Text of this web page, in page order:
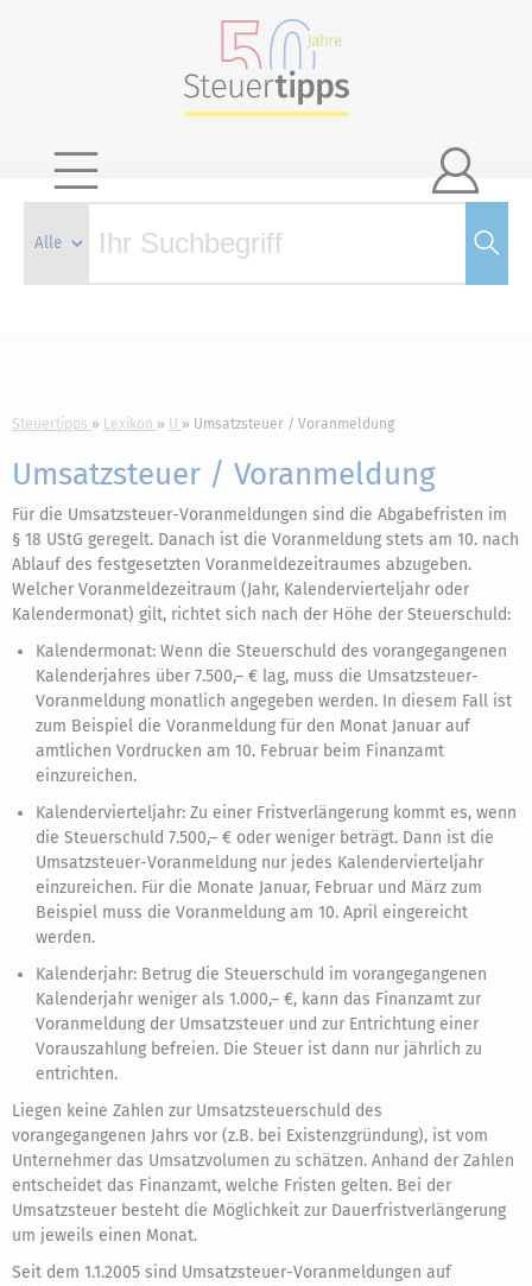

Steuertipps Lexikon U Umsatzsteuer / Voranmeldung
Umsatzsteuer / Voranmeldung
Für die Umsatzsteuer-Voranmeldungen sind die Abgabefristen im
§ 18 UStG geregelt. Danach ist die Voranmeldung stets am 10. nach
Ablauf des festgesetzten Voranmeldezeitraumes abzugeben.
Welcher Voranmeldezeitraum (Jahr, Kalendervierteljahr oder
Kalendermonat) gilt, richtet sich nach der Höhe der Steuerschuld:
Kalendermonat: Wenn die Steuerschuld des vorangegangenen
Kalenderjahres über 7.500,– € lag, muss die Umsatzsteuer-
Voranmeldung monatlich angegeben werden. In diesem Fall ist
zum Beispiel die Voranmeldung für den Monat Januar auf
amtlichen Vordrucken am 10. Februar beim Finanzamt
einzureichen.
Kalendervierteljahr: Zu einer Fristverlängerung kommt es, wenn
die Steuerschuld 7.500,– € oder weniger beträgt. Dann ist die
Umsatzsteuer-Voranmeldung nur jedes Kalendervierteljahr
einzureichen. Für die Monate Januar, Februar und März zum
Beispiel muss die Voranmeldung am 10. April eingereicht
werden.
Kalenderjahr: Betrug die Steuerschuld im vorangegangenen
Kalenderjahr weniger als 1.000,– €, kann das Finanzamt zur
Voranmeldung der Umsatzsteuer und zur Entrichtung einer
Vorauszahlung befreien. Die Steuer ist dann nur jährlich zu
entrichten.
Liegen keine Zahlen zur Umsatzsteuerschuld des
vorangegangenen Jahrs vor (z.B. bei Existenzgründung), ist vom
Unternehmer das Umsatzvolumen zu schätzen. Anhand der Zahlen
entscheidet das Finanzamt, welche Fristen gelten. Bei der
Umsatzsteuer besteht die Möglichkeit zur Dauerfristverlängerung
um jeweils einen Monat.
Seit dem 1.1.2005 sind Umsatzsteuer-Voranmeldungen auf